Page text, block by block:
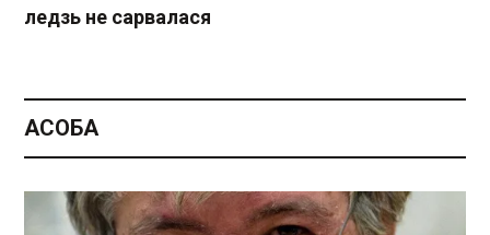
ледзь не сарвалася
АСОБА